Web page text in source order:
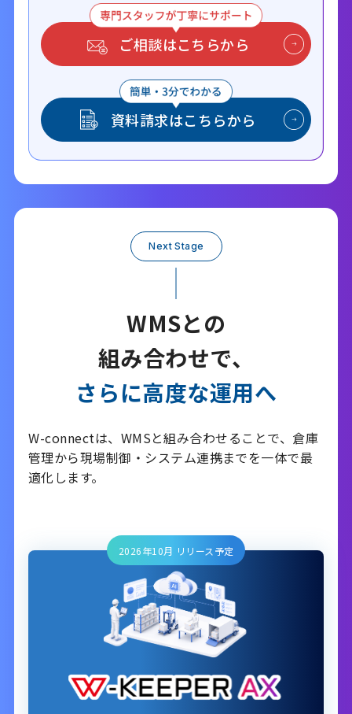
ご相談はこちらから
資料請求はこちらから
Next Stage
WMSとの
組み合わせで、
さらに高度な運用へ
W-connectは、WMSと組み合わせることで、 倉庫
管理から現場制御・システム連携までを一体で最
適化します。
2026年10月 リリース予定